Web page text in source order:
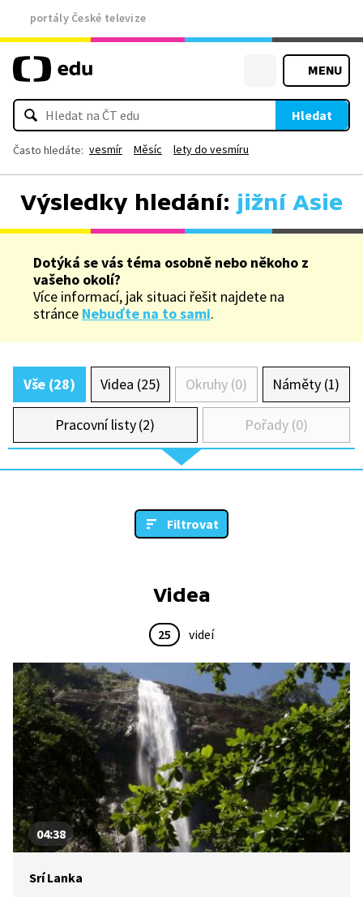
portály České televize
MENU
Hledat
Často hledáte: vesmír Měsíc lety do vesmíru
Výsledky hledání: jižní Asie
Dotýká se vás téma osobně nebo někoho z
vašeho okolí?
Více informací, jak situaci řešit najdete na
stránce Nebuďte na to sami.
Vše (28) Videa (25) Okruhy (0) Náměty (1)
Pracovní listy (2) Pořady (0)
Filtrovat
Videa
25 videí
04:38
Srí Lanka